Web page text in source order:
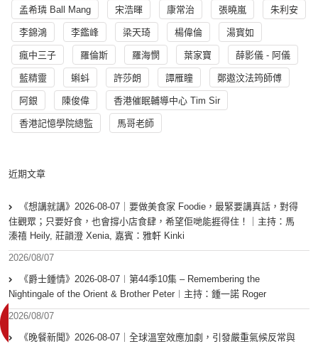
孟希璘 Ball Mang 宋浩暉 康常治 張曉嵐 朱利安
李錦鴻 李鑑峰 梁天琦 楊偉倫 湯寳如
瘋中三子 羅倫斯 羅海憫 葉家寶 薛影儀 - 阿儀
藍精靈 蝌蚪 許莎朗 譚雁瞳 鄭遨汶法筠師傅
阿銀 陳俊偉 香港催眠輔導中心 Tim Sir
香港記憶學院總監 馬哥老師
近期文章
《想講就講》2026-08-07｜要做美食家 Foodie，最緊要講真話，對得
住觀眾；只要好食，也會撐小店食肆，希望佢哋能捱得住！｜主持：馬
溱禧 Heily, 莊韻澄 Xenia, 嘉賓：雅軒 Kinki
2026/08/07
《爵士鍾情》2026-08-07︱第44季10集 – Remembering the
Nightingale of the Orient & Brother Peter︱主持：鍾一諾 Roger
2026/08/07
《晚餐新聞》2026-08-07｜全球溫室效應加劇，引發嚴重氣候反常與